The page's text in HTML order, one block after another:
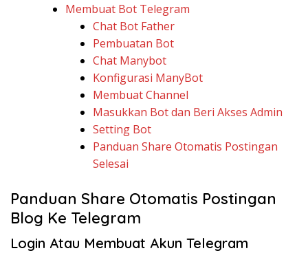
Membuat Bot Telegram
Chat Bot Father
Pembuatan Bot
Chat Manybot
Konfigurasi ManyBot
Membuat Channel
Masukkan Bot dan Beri Akses Admin
Setting Bot
Panduan Share Otomatis Postingan
Selesai
Panduan Share Otomatis Postingan
Blog Ke Telegram
Login Atau Membuat Akun Telegram